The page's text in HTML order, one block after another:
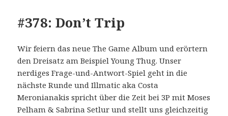
#378: Don’t Trip
Wir feiern das neue The Game Album und erörtern
den Dreisatz am Beispiel Young Thug. Unser
nerdiges Frage-und-Antwort-Spiel geht in die
nächste Runde und Illmatic aka Costa
Meronianakis spricht über die Zeit bei 3P mit Moses
Pelham & Sabrina Setlur und stellt uns gleichzeitig